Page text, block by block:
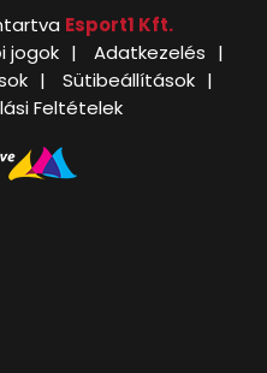
Esport1 Kft.
jogok
Adatkezelés
Sütibeállítások
Feltételek